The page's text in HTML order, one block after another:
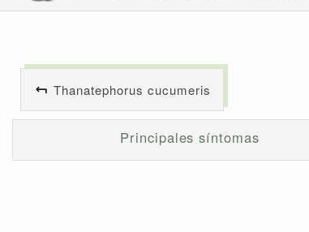
Thanatephorus cucumeris
Principales síntomas